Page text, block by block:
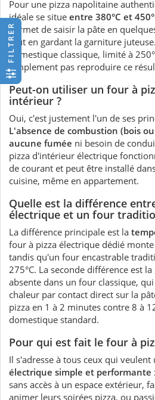
Pour une pizza napolitaine
idéale se situe entre 380°C et
permet de saisir la pâte en
tout en gardant la garniture
domestique classique, limité à
simplement pas reproduire ce
Peut-on utiliser un four à
intérieur ?
Oui, c'est justement l'un de ses
L'absence de combustion (bois
aucune fumée ni besoin de
pizza d'intérieur électrique
de courant et peut être installé
cuisine, même en appartement.
Quelle est la différence
électrique et un four
La différence principale est la
four à pizza électrique dédié monte
tandis qu'un four encastrable
275°C. La seconde différence est la
absente dans un four classique,
chaleur par contact direct sur la
pizza en 1 à 2 minutes contre 8 à
domestique standard.
Pour qui est fait le four à
Il s'adresse à tous ceux qui veulent
électrique simple et performante
sans accès à un espace extérieur,
animer leurs soirées pizza, ou
FILTRER